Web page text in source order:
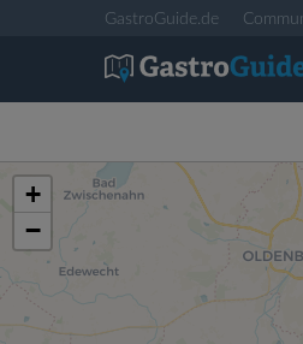
GastroGuide.de
+
−